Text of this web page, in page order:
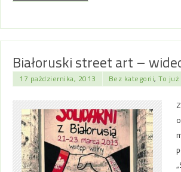
Białoruski street art –
17 października, 2013 Bez kategorii,To już